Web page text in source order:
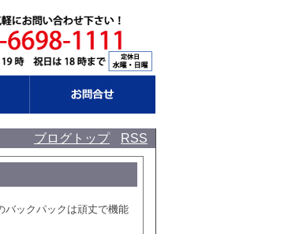
ブログトップ RSS
バックパックは頑丈で機能